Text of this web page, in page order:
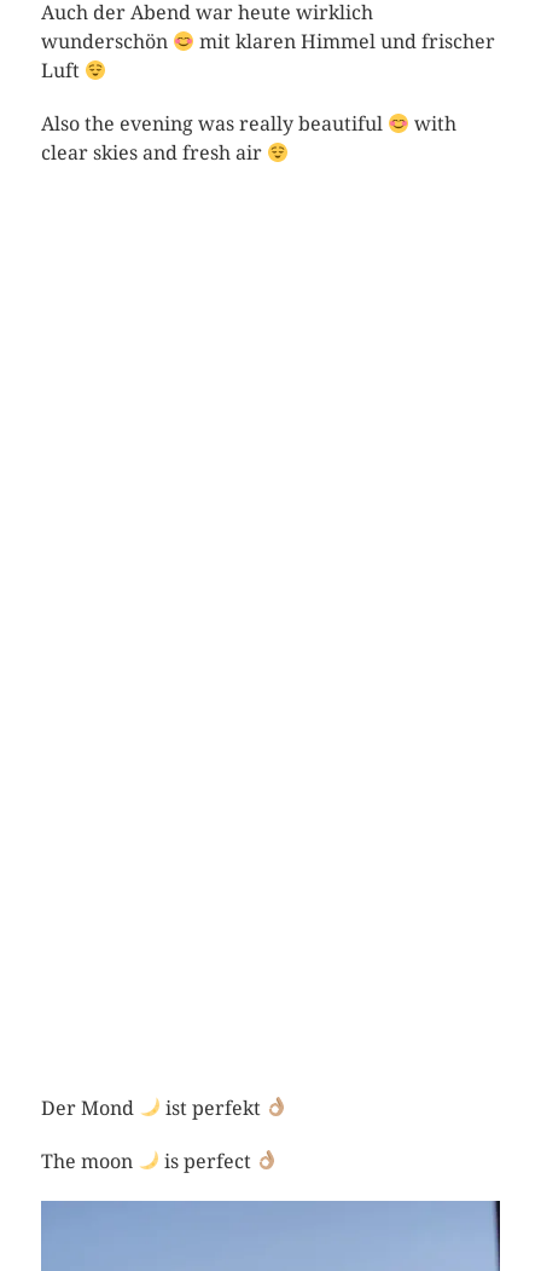
Auch der Abend war heute wirklich
wunderschön
mit klaren Himmel und frischer
Luft
Also the evening was really beautiful
with
clear skies and fresh air
Der Mond ist perfekt
The moon is perfect